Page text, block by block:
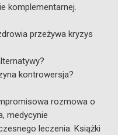
komplementarnej.
przeżywa kryzys
kontrowersja?
rozmowa o
medycynie
leczenia. Książki